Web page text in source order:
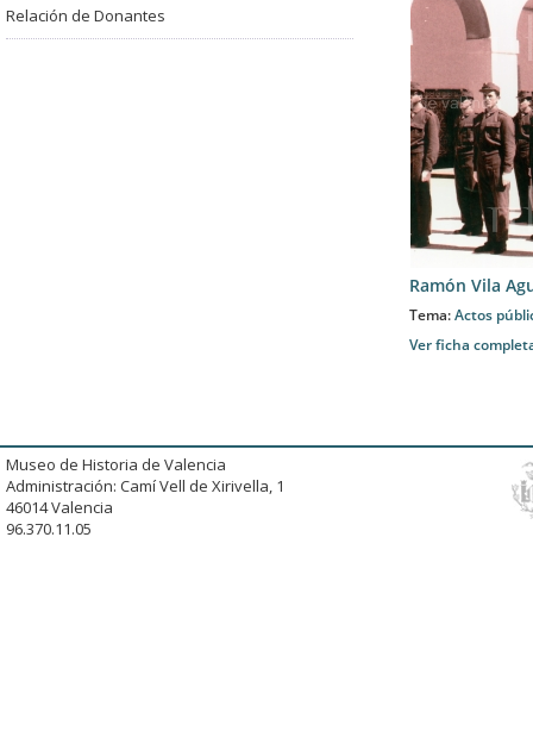
Relación de Donantes
Ramón Vila
Tema:Actos
Ver ficha
Museo de Historia de Valencia
Administración: Camí Vell de Xirivella, 1
46014 Valencia
96.370.11.05